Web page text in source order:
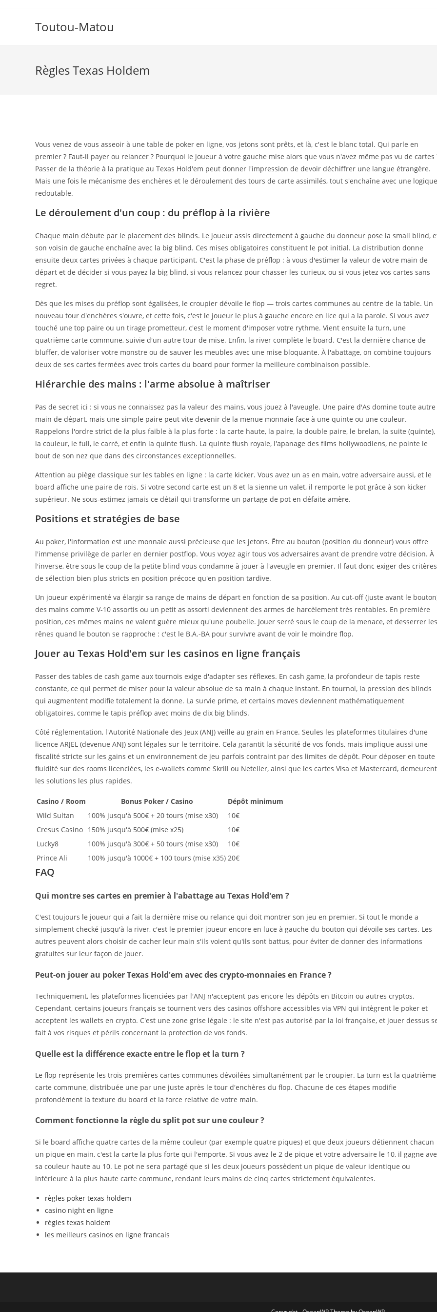
Toutou-Matou
Règles Texas Holdem
Vous venez de vous asseoir à une table de poker en ligne, vos jetons sont prêts, et là, c'est le blanc total. Qui parle en
premier ? Faut-il payer ou relancer ? Pourquoi le joueur à votre gauche mise alors que vous n'avez même pas vu de cartes
Passer de la théorie à la pratique au Texas Hold'em peut donner l'impression de devoir déchiffrer une langue étrangère.
Mais une fois le mécanisme des enchères et le déroulement des tours de carte assimilés, tout s'enchaîne avec une logique
redoutable.
Le déroulement d'un coup : du préflop à la rivière
Chaque main débute par le placement des blinds. Le joueur assis directement à gauche du donneur pose la small blind,
son voisin de gauche enchaîne avec la big blind. Ces mises obligatoires constituent le pot initial. La distribution donne
ensuite deux cartes privées à chaque participant. C'est la phase de préflop : à vous d'estimer la valeur de votre main de
départ et de décider si vous payez la big blind, si vous relancez pour chasser les curieux, ou si vous jetez vos cartes sans
regret.
Dès que les mises du préflop sont égalisées, le croupier dévoile le flop — trois cartes communes au centre de la table. Un
nouveau tour d'enchères s'ouvre, et cette fois, c'est le joueur le plus à gauche encore en lice qui a la parole. Si vous avez
touché une top paire ou un tirage prometteur, c'est le moment d'imposer votre rythme. Vient ensuite la turn, une
quatrième carte commune, suivie d'un autre tour de mise. Enfin, la river complète le board. C'est la dernière chance de
bluffer, de valoriser votre monstre ou de sauver les meubles avec une mise bloquante. À l'abattage, on combine toujours
deux de ses cartes fermées avec trois cartes du board pour former la meilleure combinaison possible.
Hiérarchie des mains : l'arme absolue à maîtriser
Pas de secret ici : si vous ne connaissez pas la valeur des mains, vous jouez à l'aveugle. Une paire d'As domine toute autre
main de départ, mais une simple paire peut vite devenir de la menue monnaie face à une quinte ou une couleur.
Rappelons l'ordre strict de la plus faible à la plus forte : la carte haute, la paire, la double paire, le brelan, la suite (quinte),
la couleur, le full, le carré, et enfin la quinte flush. La quinte flush royale, l'apanage des films hollywoodiens, ne pointe le
bout de son nez que dans des circonstances exceptionnelles.
Attention au piège classique sur les tables en ligne : la carte kicker. Vous avez un as en main, votre adversaire aussi, et le
board affiche une paire de rois. Si votre second carte est un 8 et la sienne un valet, il remporte le pot grâce à son kicker
supérieur. Ne sous-estimez jamais ce détail qui transforme un partage de pot en défaite amère.
Positions et stratégies de base
Au poker, l'information est une monnaie aussi précieuse que les jetons. Être au bouton (position du donneur) vous offre
l'immense privilège de parler en dernier postflop. Vous voyez agir tous vos adversaires avant de prendre votre décision. À
l'inverse, être sous le coup de la petite blind vous condamne à jouer à l'aveugle en premier. Il faut donc exiger des critères
de sélection bien plus stricts en position précoce qu'en position tardive.
Un joueur expérimenté va élargir sa range de mains de départ en fonction de sa position. Au cut-off (juste avant le
des mains comme V-10 assortis ou un petit as assorti deviennent des armes de harcèlement très rentables. En première
position, ces mêmes mains ne valent guère mieux qu'une poubelle. Jouer serré sous le coup de la menace, et desserrer les
rênes quand le bouton se rapproche : c'est le B.A.-BA pour survivre avant de voir le moindre flop.
Jouer au Texas Hold'em sur les casinos en ligne français
Passer des tables de cash game aux tournois exige d'adapter ses réflexes. En cash game, la profondeur de tapis reste
constante, ce qui permet de miser pour la valeur absolue de sa main à chaque instant. En tournoi, la pression des blinds
qui augmentent modifie totalement la donne. La survie prime, et certains moves deviennent mathématiquement
obligatoires, comme le tapis préflop avec moins de dix big blinds.
Côté réglementation, l'Autorité Nationale des Jeux (ANJ) veille au grain en France. Seules les plateformes titulaires d'une
licence ARJEL (devenue ANJ) sont légales sur le territoire. Cela garantit la sécurité de vos fonds, mais implique aussi une
fiscalité stricte sur les gains et un environnement de jeu parfois contraint par des limites de dépôt. Pour déposer en toute
fluidité sur des rooms licenciées, les e-wallets comme Skrill ou Neteller, ainsi que les cartes Visa et Mastercard, demeurent
les solutions les plus rapides.
Casino / Room Bonus Poker / Casino
Dépôt minimum
Wild Sultan
100% jusqu'à 500€ + 20 tours (mise x30)
10€
Cresus Casino 150% jusqu'à 500€ (mise x25)
10€
Lucky8
100% jusqu'à 300€ + 50 tours (mise x30)
10€
Prince Ali
100% jusqu'à 1000€ + 100 tours (mise x35) 20€
FAQ
Qui montre ses cartes en premier à l'abattage au Texas Hold'em ?
C'est toujours le joueur qui a fait la dernière mise ou relance qui doit montrer son jeu en premier. Si tout le monde a
simplement checké jusqu'à la river, c'est le premier joueur encore en luce à gauche du bouton qui dévoile ses cartes. Les
autres peuvent alors choisir de cacher leur main s'ils voient qu'ils sont battus, pour éviter de donner des informations
gratuites sur leur façon de jouer.
Peut-on jouer au poker Texas Hold'em avec des crypto-monnaies en France ?
Techniquement, les plateformes licenciées par l'ANJ n'acceptent pas encore les dépôts en Bitcoin ou autres cryptos.
Cependant, certains joueurs français se tournent vers des casinos offshore accessibles via VPN qui intègrent le poker et
acceptent les wallets en crypto. C'est une zone grise légale : le site n'est pas autorisé par la loi française, et jouer dessus
fait à vos risques et périls concernant la protection de vos fonds.
Quelle est la différence exacte entre le flop et la turn ?
Le flop représente les trois premières cartes communes dévoilées simultanément par le croupier. La turn est la quatrième
carte commune, distribuée une par une juste après le tour d'enchères du flop. Chacune de ces étapes modifie
profondément la texture du board et la force relative de votre main.
Comment fonctionne la règle du split pot sur une couleur ?
Si le board affiche quatre cartes de la même couleur (par exemple quatre piques) et que deux joueurs détiennent chacun
un pique en main, c'est la carte la plus forte qui l'emporte. Si vous avez le 2 de pique et votre adversaire le 10, il gagne
sa couleur haute au 10. Le pot ne sera partagé que si les deux joueurs possèdent un pique de valeur identique ou
inférieure à la plus haute carte commune, rendant leurs mains de cinq cartes strictement équivalentes.
règles poker texas holdem
casino night en ligne
règles texas holdem
les meilleurs casinos en ligne francais